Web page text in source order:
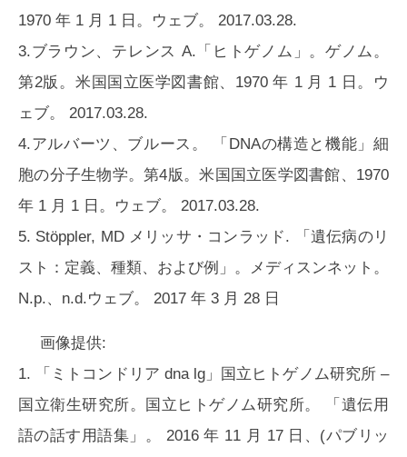
1970 年 1 月 1 日。ウェブ。 2017.03.28.
3.ブラウン、テレンス A.「ヒトゲノム」。ゲノム。
第2版​​。米国国立医学図書館、1970 年 1 月 1 日。ウ
ェブ。 2017.03.28.
4.アルバーツ、ブルース。 「DNAの構造と機能」細
胞の分子生物学。第4版。米国国立医学図書館、1970
年 1 月 1 日。ウェブ。 2017.03.28.
5. Stöppler, MD メリッサ・コンラッド. 「遺伝病のリ
スト：定義、種類、および例」。メディスンネット。
N.p.、n.d.ウェブ。 2017 年 3 月 28 日
画像提供:
1. 「ミトコンドリア dna lg」国立ヒトゲノム研究所 –
国立衛生研究所。国立ヒトゲノム研究所。 「遺伝用
語の話す用語集」。 2016 年 11 月 17 日、(パブリッ